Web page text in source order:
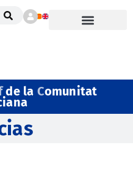
de la Comunitat